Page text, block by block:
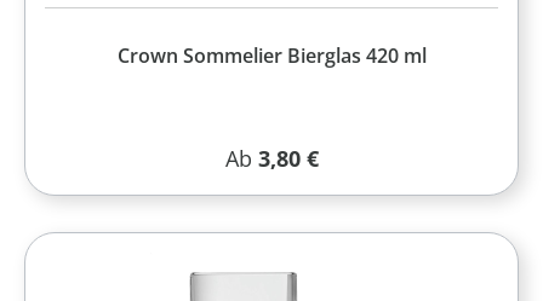
Crown Sommelier Bierglas 420 ml
Regulärer Preis:
Ab 3,80 €